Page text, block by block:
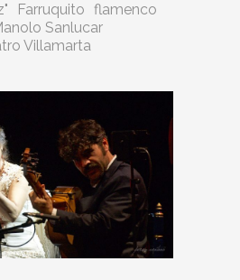
Farruquito flamenco
Sanlucar
Villamarta